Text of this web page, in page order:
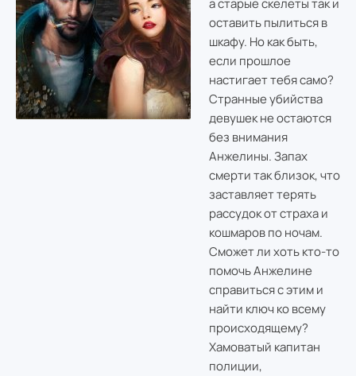
а старые скелеты так и
оставить пылиться в
шкафу. Но как быть,
если прошлое
настигает тебя само?
Странные убийства
девушек не остаются
без внимания
Анжелины. Запах
смерти так близок, что
заставляет терять
рассудок от страха и
кошмаров по ночам.
Сможет ли хоть кто-то
помочь Анжелине
справиться с этим и
найти ключ ко всему
происходящему?
Хамоватый капитан
полиции,